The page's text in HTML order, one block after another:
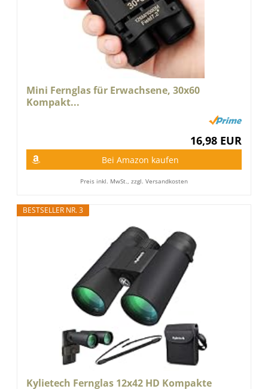
Mini Fernglas für Erwachsene, 30x60
Kompakt...
16,98 EUR
Bei Amazon kaufen
Preis inkl. MwSt., zzgl. Versandkosten
BESTSELLER NR. 3
Kylietech Fernglas 12x42 HD Kompakte